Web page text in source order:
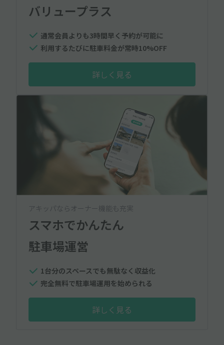
バリュープラス
通常会員よりも3時間早く予約が可能に
利用するたびに駐車料金が常時10%OFF
詳しく見る
アキッパならオーナー機能も充実
スマホでかんたん
駐車場運営
1台分のスペースでも無駄なく収益化
完全無料で駐車場運用を始められる
詳しく見る